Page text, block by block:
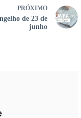
PRÓXIMO
de 23 de
junho